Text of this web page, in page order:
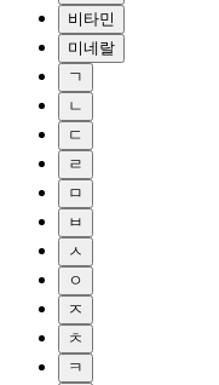
비타민
미네랄
ㄱ
ㄴ
ㄷ
ㄹ
ㅁ
ㅂ
ㅅ
ㅇ
ㅈ
ㅊ
ㅋ